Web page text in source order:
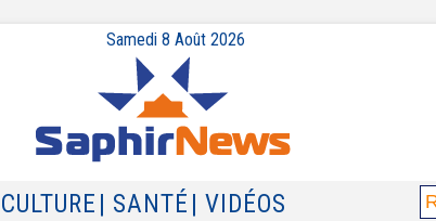
Samedi 8 Août 2026
| CULTURE | SANTÉ | VIDÉOS